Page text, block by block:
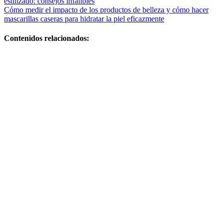
de
entradas
Cómo medir el impacto de los productos de belleza y cómo hacer
mascarillas caseras para hidratar la piel eficazmente
Contenidos relacionados: